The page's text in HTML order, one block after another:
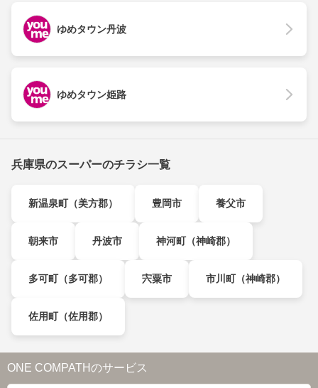
ゆめタウン丹波
ゆめタウン姫路
兵庫県のスーパーのチラシ一覧
新温泉町（美方郡） 豊岡市 養父市
朝来市 丹波市 神河町（神崎郡）
多可町（多可郡） 宍粟市 市川町（神崎郡）
佐用町（佐用郡）
ONE COMPATHのサービス